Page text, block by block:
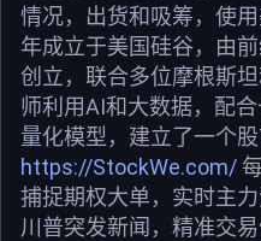
情况，出货和吸筹，使
年成立于美国硅谷，由
创立，联合多位摩根斯
师利用AI和大数据，配
量化模型，建立了一个
https://StockWe.com/
捕捉期权大单，实时主
川普突发新闻，精准交